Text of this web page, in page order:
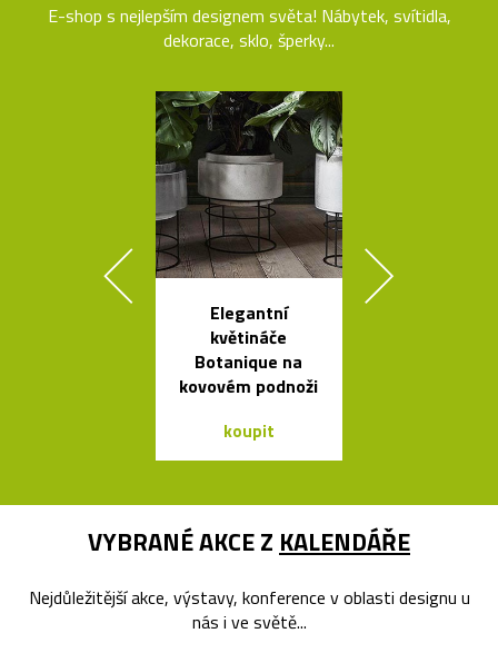
E-shop s nejlepším designem světa! Nábytek, svítidla,
dekorace, sklo, šperky...
Elegantní
květináče
Botanique na
kovovém podnoži
koupit
VYBRANÉ AKCE Z KALENDÁŘE
Nejdůležitější akce, výstavy, konference v oblasti designu u
nás i ve světě...